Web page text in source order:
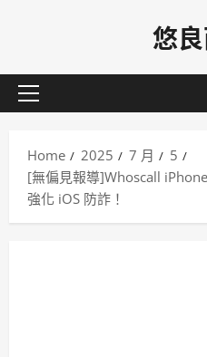
悠
Primary
Home
2025 7 月
5
[無偏見報導]Whoscall
強化 iOS 防詐！